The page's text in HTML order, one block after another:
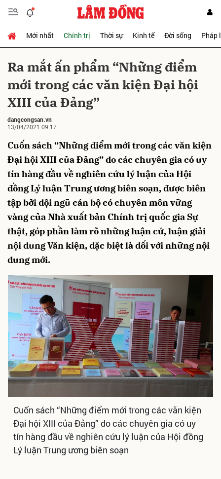
Mới nhất Chính trị Thời sự Kinh tế Đời sống Pháp
Ra mắt ấn phẩm “Những điểm
mới trong các văn kiện Đại hội
XIII của Đảng”
dangcongsan.vn
13/04/2021 09:17
Cuốn sách “Những điểm mới trong các văn kiện
Đại hội XIII của Đảng” do các chuyên gia có uy
tín hàng đầu về nghiên cứu lý luận của Hội
đồng Lý luận Trung ương biên soạn, được biên
tập bởi đội ngũ cán bộ có chuyên môn vững
vàng của Nhà xuất bản Chính trị quốc gia Sự
thật, góp phần làm rõ những luận cứ, luận giải
nội dung Văn kiện, đặc biệt là đối với những nội
dung mới.
Cuốn sách “Những điểm mới trong các văn kiện
Đại hội XIII của Đảng” do các chuyên gia có uy
tín hàng đầu về nghiên cứu lý luận của Hội đồng
Lý luận Trung ương biên soạn
Gửi bình luận
Hủy Gửi